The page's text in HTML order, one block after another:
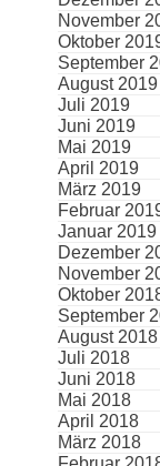
November
Oktober
September
August 2019
Juli 2019
Juni 2019
Mai 2019
April 2019
März 2019
Februar
Januar 2019
Dezember
November
Oktober
September
August 2018
Juli 2018
Juni 2018
Mai 2018
April 2018
März 2018